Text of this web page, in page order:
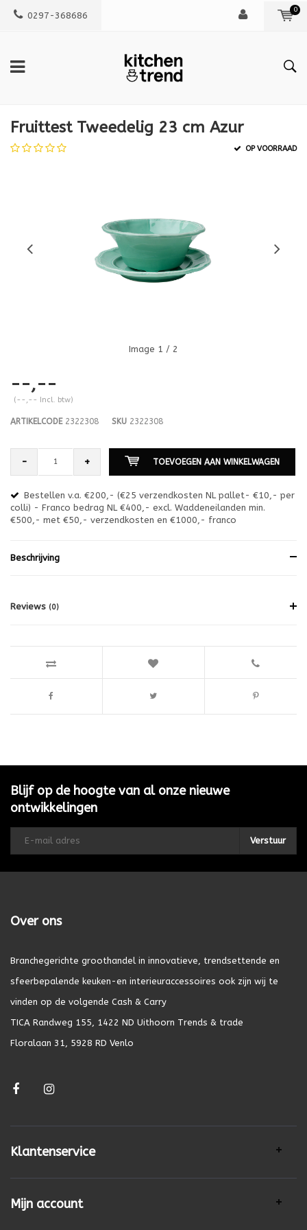
0297-368686
0
Fruittest Tweedelig 23 cm Azur
OP VOORRAAD
Image 1 / 2
--,--
(--,-- Incl. btw)
ARTIKELCODE2322308 SKU 2322308
- + TOEVOEGEN AAN WINKELWAGEN
Bestellen v.a. €200,- (€25 verzendkosten NL pallet- €10,- per
colli) - Franco bedrag NL €400,- excl. Waddeneilanden min.
€500,- met €50,- verzendkosten en €1000,- franco
Beschrijving
Reviews (0)
Blijf op de hoogte van al onze nieuwe
ontwikkelingen
Verstuur
Over ons
Branchegerichte groothandel in innovatieve, trendsettende en
sfeerbepalende keuken-en interieuraccessoires ook zijn wij te
vinden op de volgende Cash & Carry
TICA Randweg 155, 1422 ND Uithoorn Trends & trade
Floralaan 31, 5928 RD Venlo
Klantenservice
Mijn account